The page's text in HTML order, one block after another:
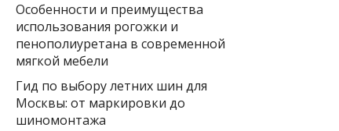
Особенности и преимущества
использования рогожки и
пенополиуретана в современной
мягкой мебели
Гид по выбору летних шин для
Москвы: от маркировки до
шиномонтажа